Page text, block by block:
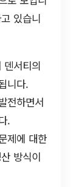
있습니
덴서티의
니다.
전하면서
.
제에 대한
방식이